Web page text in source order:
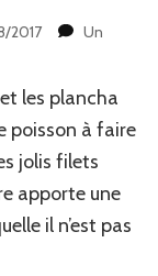
2017
Un
les plancha
poisson à faire
jolis filets
apporte une
il n’est pas